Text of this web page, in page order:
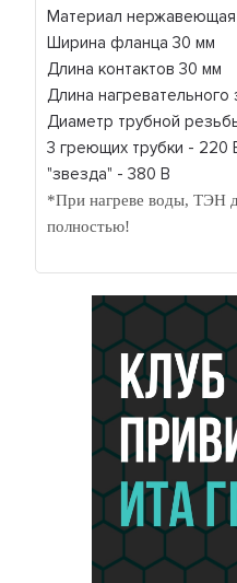
Материал нержавеющая
Ширина фланца 30 мм
Длина контактов 30 мм
Длина
Диаметр трубной
3 греющих трубки - 220
"звезда" - 380 В
*При нагреве воды, ТЭН
полностью!